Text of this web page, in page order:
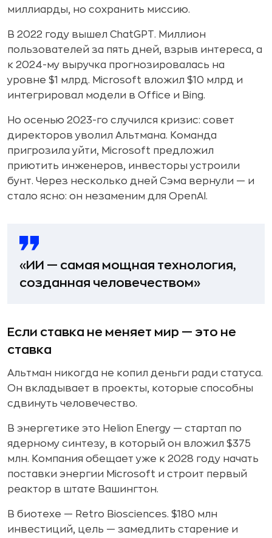
миллиарды, но сохранить миссию.
В 2022 году вышел ChatGPT. Миллион
пользователей за пять дней, взрыв интереса, а
к 2024-му выручка прогнозировалась на
уровне $1 млрд. Microsoft вложил $10 млрд и
интегрировал модели в Office и Bing.
Но осенью 2023-го случился кризис: совет
директоров уволил Альтмана. Команда
пригрозила уйти, Microsoft предложил
приютить инженеров, инвесторы устроили
бунт. Через несколько дней Сэма вернули — и
стало ясно: он незаменим для OpenAI.
«ИИ — самая мощная технология,
созданная человечеством»
Если ставка не меняет мир — это не
ставка
Альтман никогда не копил деньги ради статуса.
Он вкладывает в проекты, которые способны
сдвинуть человечество.
В энергетике это Helion Energy — стартап по
ядерному синтезу, в который он вложил $375
млн. Компания обещает уже к 2028 году начать
поставки энергии Microsoft и строит первый
реактор в штате Вашингтон.
В биотехе — Retro Biosciences. $180 млн
инвестиций, цель — замедлить старение и